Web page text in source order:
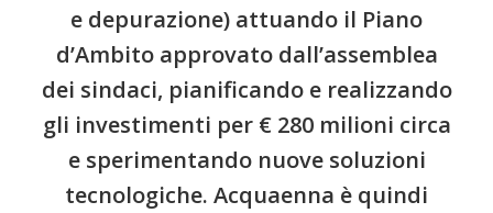
e depurazione) attuando il Piano
d’Ambito approvato dall’assemblea
dei sindaci, pianificando e realizzando
gli investimenti per € 280 milioni circa
e sperimentando nuove soluzioni
tecnologiche. Acquaenna è quindi